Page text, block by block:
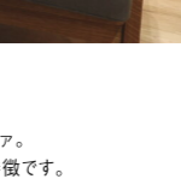
す。